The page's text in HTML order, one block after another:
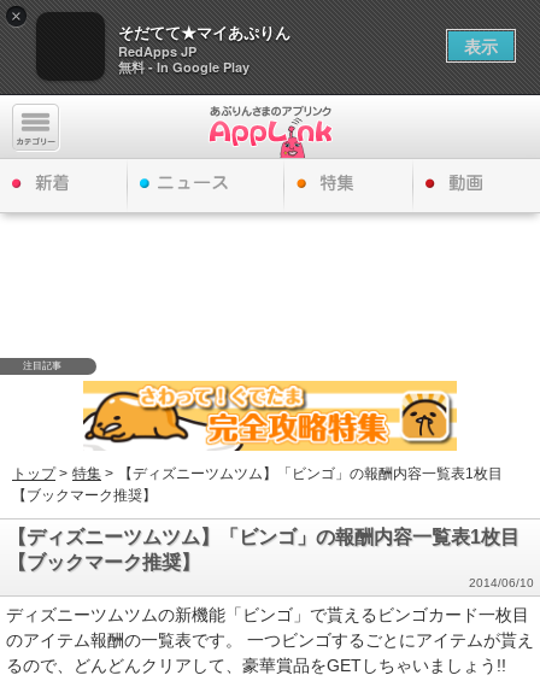
×
そだてて★マイあぷりん
RedApps JP
無料 - In Google Play
表示
注目記事
トップ> 特集 >
【ディズニーツムツム】「ビンゴ」の報酬内容一覧表1枚目
【ブックマーク推奨】
【ディズニーツムツム】「ビンゴ」の報酬内容一覧表1枚目
【ブックマーク推奨】
2014/06/10
ディズニーツムツムの新機能「ビンゴ」で貰えるビンゴカード一枚目
のアイテム報酬の一覧表です。 一つビンゴするごとにアイテムが貰え
るので、どんどんクリアして、豪華賞品をGETしちゃいましょう!!